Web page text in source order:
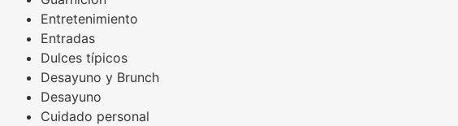
Entretenimiento
Entradas
Dulces típicos
Desayuno y Brunch
Desayuno
Cuidado personal